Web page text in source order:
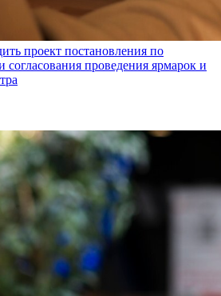
проект постановления по
согласования проведения ярмарок и